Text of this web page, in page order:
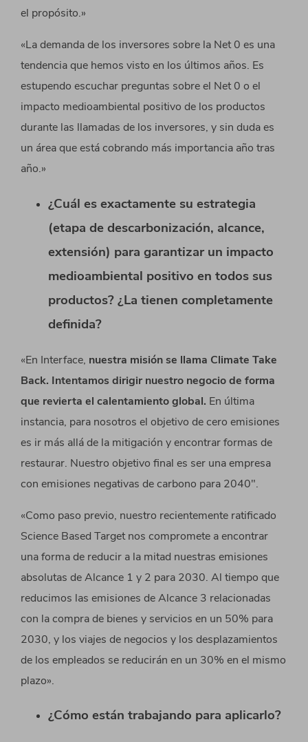
el propósito.»
«La demanda de los inversores sobre la Net 0 es una
tendencia que hemos visto en los últimos años. Es
estupendo escuchar preguntas sobre el Net 0 o el
impacto medioambiental positivo de los productos
durante las llamadas de los inversores, y sin duda es
un área que está cobrando más importancia año tras
año.»
¿Cuál es exactamente su estrategia
(etapa de descarbonización, alcance,
extensión) para garantizar un impacto
medioambiental positivo en todos sus
productos? ¿La tienen completamente
definida?
«En Interface, nuestra misión se llama Climate Take
Back. Intentamos dirigir nuestro negocio de forma
que revierta el calentamiento global. En última
instancia, para nosotros el objetivo de cero emisiones
es ir más allá de la mitigación y encontrar formas de
restaurar. Nuestro objetivo final es ser una empresa
con emisiones negativas de carbono para 2040″.
«Como paso previo, nuestro recientemente ratificado
Science Based Target nos compromete a encontrar
una forma de reducir a la mitad nuestras emisiones
absolutas de Alcance 1 y 2 para 2030. Al tiempo que
reducimos las emisiones de Alcance 3 relacionadas
con la compra de bienes y servicios en un 50% para
2030, y los viajes de negocios y los desplazamientos
de los empleados se reducirán en un 30% en el mismo
plazo».
¿Cómo están trabajando para aplicarlo?